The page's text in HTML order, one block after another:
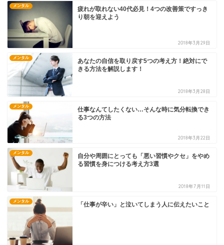
メンタル
疲れが取れない40代必見！4つの改善策ですっき
り朝を迎えよう
2018年3月29日
メンタル
あなたの自信を取り戻す5つの考え方！絶対にで
きる方法を解説します！
2018年3月28日
メンタル
仕事なんてしたくない…そんな時に気分転換でき
る3つの方法
2018年3月22日
メンタル
自分や周囲にとっても「悪い習慣やクセ」をやめ
る習慣を身につける考え方3選
2018年7月11日
メンタル 「仕事が辛い」と泣いてしまう人に伝えたいこと